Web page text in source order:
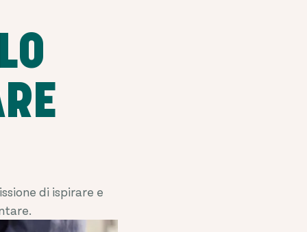
di ispirare e